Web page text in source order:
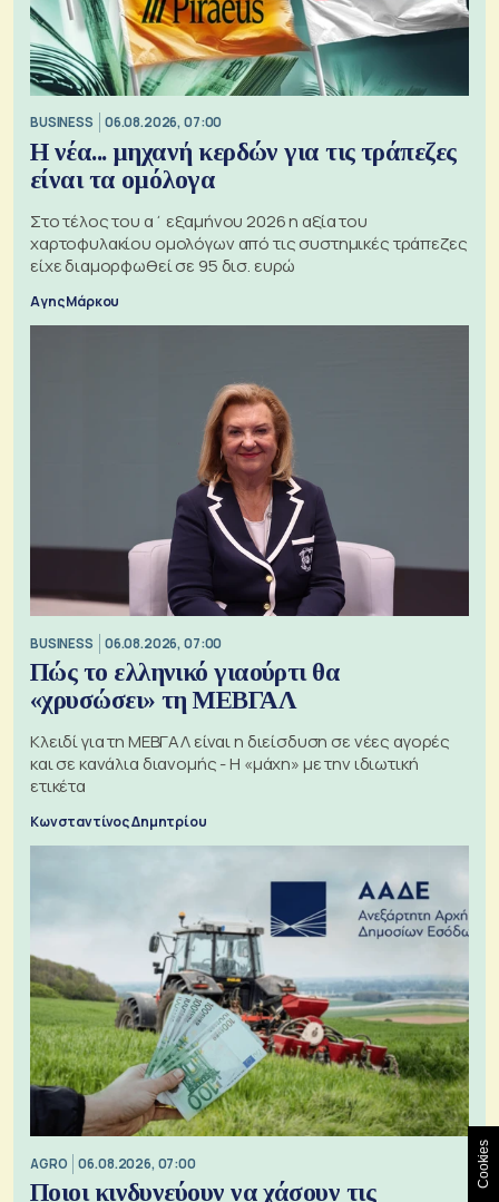
BUSINESS 06.08.2026, 07:00
Η νέα... μηχανή κερδών για τις τράπεζες
είναι τα ομόλογα
Στο τέλος του α΄ εξαμήνου 2026 η αξία του
χαρτοφυλακίου ομολόγων από τις συστημικές τράπεζες
είχε διαμορφωθεί σε 95 δισ. ευρώ
Αγης Μάρκου
BUSINESS 06.08.2026, 07:00
Πώς το ελληνικό γιαούρτι θα
«χρυσώσει» τη ΜΕΒΓΑΛ
Κλειδί για τη ΜΕΒΓΑΛ είναι η διείσδυση σε νέες αγορές
και σε κανάλια διανομής - Η «μάχη» με την ιδιωτική
ετικέτα
Κωνσταντίνος Δημητρίου
AGRO 06.08.2026, 07:00
Ποιοι κινδυνεύουν να χάσουν τις
Cookies